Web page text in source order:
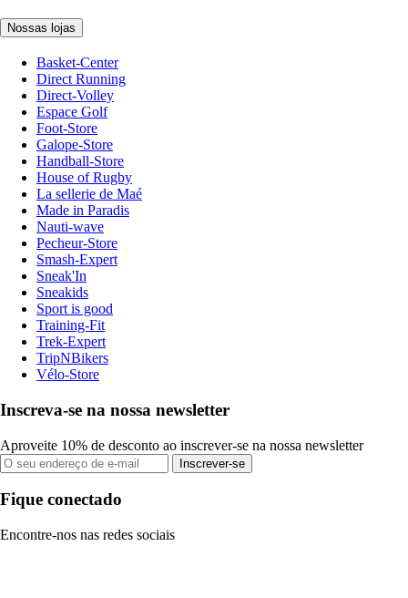
Nossas lojas
Basket-Center
Direct Running
Direct-Volley
Espace Golf
Foot-Store
Galope-Store
Handball-Store
House of Rugby
La sellerie de Maé
Made in Paradis
Nauti-wave
Pecheur-Store
Smash-Expert
Sneak'In
Sneakids
Sport is good
Training-Fit
Trek-Expert
TripNBikers
Vélo-Store
Inscreva-se na nossa newsletter
Aproveite 10% de desconto ao inscrever-se na nossa newsletter
Inscrever-se
Fique conectado
Encontre-nos nas redes sociais